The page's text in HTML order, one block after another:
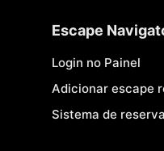
Escape
Login no Painel
Adicionar escape
Sistema de